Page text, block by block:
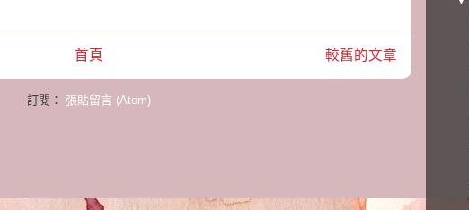
較舊的文章
首頁
訂閱： 張貼留言 (Atom)